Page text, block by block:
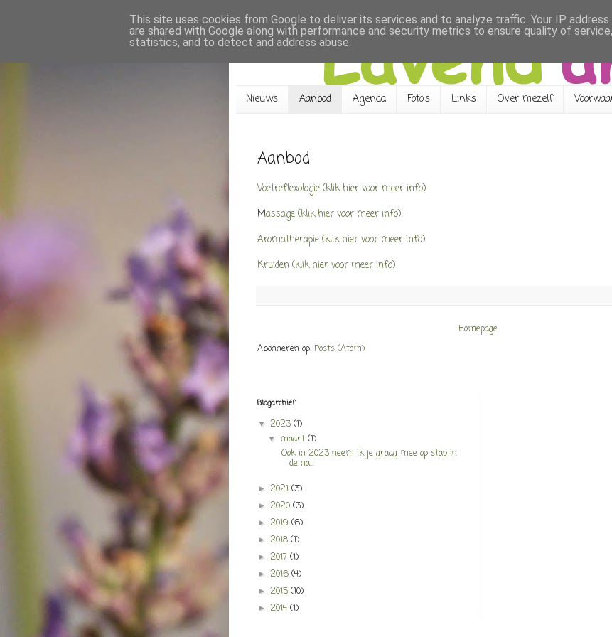
Nieuws Aanbod Agenda Foto's Links Over mezelf
Aanbod
Voetreflexologie (klik hier voor meer info)
Massage (klik hier voor meer info)
Aromatherapie (klik hier voor meer info)
Kruiden (klik hier voor meer info)
Homepage
Abonneren op: Posts (Atom)
Blogarchief
▼ 2023 (1)
▼ maart(1)
Ook in 2023 neem ik je graag mee op stap in
de na...
► 2021 (3)
► 2020 (3)
► 2019 (6)
► 2018 (1)
► 2017 (1)
► 2016 (4)
► 2015 (10)
► 2014 (1)
This site uses cookies from Google to deliver its services and to analyze traffic. Your IP address
are shared with Google along with performance and security metrics to ensure quality of
statistics, and to detect and address abuse.